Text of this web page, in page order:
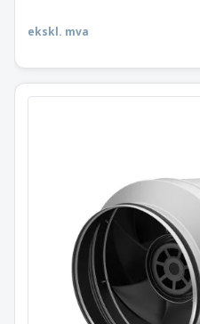
ekskl. mva